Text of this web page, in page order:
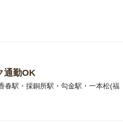
通勤OK
春駅・採銅所駅・勾金駅・一本松(福